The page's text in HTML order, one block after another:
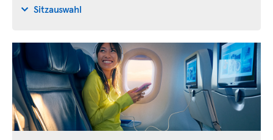
Sitzauswahl